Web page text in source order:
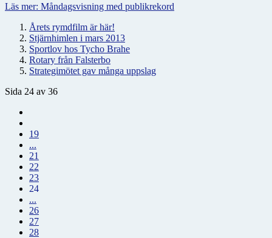
Läs mer: Måndagsvisning med publikrekord
Årets rymdfilm är här!
Stjärnhimlen i mars 2013
Sportlov hos Tycho Brahe
Rotary från Falsterbo
Strategimötet gav många uppslag
Sida 24 av 36
19
...
21
22
23
24
...
26
27
28